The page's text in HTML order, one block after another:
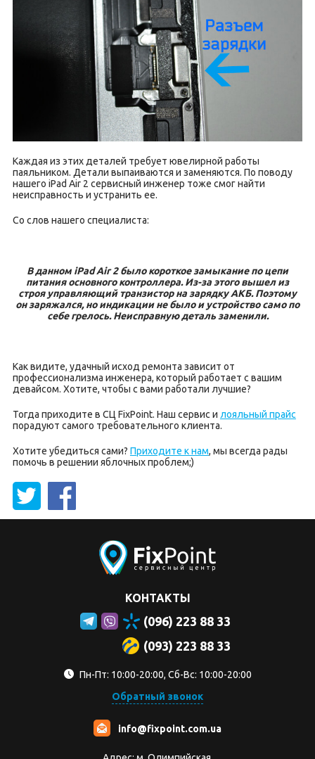
Каждая из этих деталей требует ювелирной работы
паяльником. Детали выпаиваются и заменяются. По поводу
нашего iPad Air 2 сервисный инженер тоже смог найти
неисправность и устранить ее.
Со слов нашего специалиста:
В данном iPad Air 2 было короткое замыкание по цепи
питания основного контроллера. Из-за этого вышел из
строя управляющий транзистор на зарядку АКБ. Поэтому
он заряжался, но индикации не было и устройство само по
себе грелось. Неисправную деталь заменили.
Как видите, удачный исход ремонта зависит от
профессионализма инженера, который работает с вашим
девайсом. Хотите, чтобы с вами работали лучшие?
Тогда приходите в СЦ FixPoint. Наш сервис и лояльный прайс
порадуют самого требовательного клиента.
Хотите убедиться сами? Приходите к нам, мы всегда рады
помочь в решении яблочных проблем;)
КОНТАКТЫ
(096) 223 88 33
(093) 223 88 33
Пн-Пт: 10:00-20:00, Сб-Вс: 10:00-20:00
Обратный звонок
info@fixpoint.com.ua